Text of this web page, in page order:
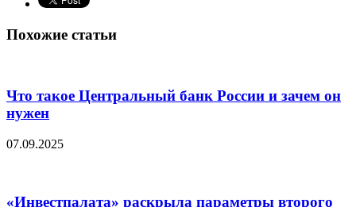
Похожие статьи
Что такое Центральный банк России и зачем он
нужен
07.09.2025
«Инвестпалата» раскрыла параметры второго